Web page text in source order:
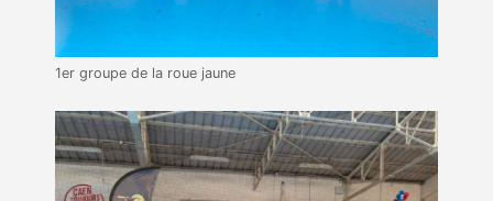
1er groupe de la roue jaune